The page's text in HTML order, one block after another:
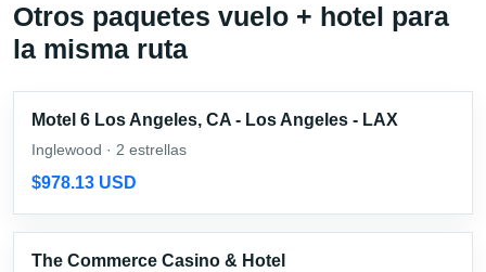
Otros paquetes vuelo + hotel para
la misma ruta
Motel 6 Los Angeles, CA - Los Angeles - LAX
Inglewood · 2 estrellas
$978.13 USD
The Commerce Casino & Hotel